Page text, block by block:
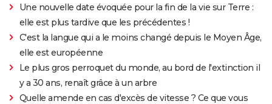
Une nouvelle date évoquée pour la fin de la vie sur Terre :
elle est plus tardive que les précédentes !
C'est la langue qui a le moins changé depuis le Moyen Âge,
elle est européenne
Le plus gros perroquet du monde, au bord de l'extinction il
y a 30 ans, renaît grâce à un arbre
Quelle amende en cas d'excès de vitesse ? Ce que vous